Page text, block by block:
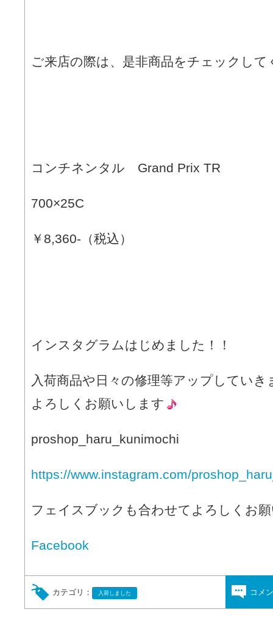
ご来店の際は、是非商品をチェックして
コンチネンタル Grand Prix TR
700×25C
￥8,360-（税込）
インスタグラムはじめました！！
入荷商品や日々の修理等アップしてい
よろしくお願いします
proshop_haru_kunimochi
https://www.instagram.com/
フェイスブックも合わせてよろしくお
Facebook
カテゴリ： 入荷しました コメ